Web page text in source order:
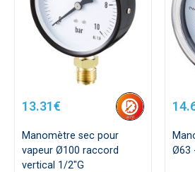
13.31€
Manomètre sec pour
vapeur Ø100 raccord
vertical 1/2"G
Ø63